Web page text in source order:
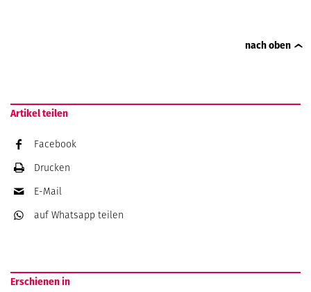
nach oben
Artikel teilen
Facebook
Drucken
E-Mail
auf Whatsapp teilen
Erschienen in